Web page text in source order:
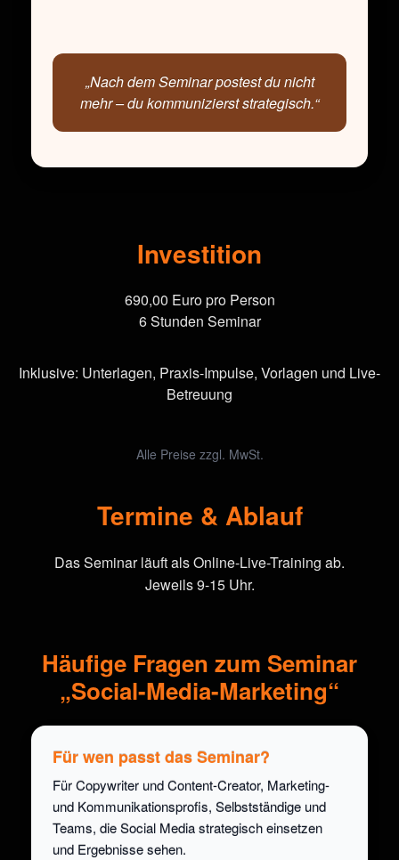
„Nach dem Seminar postest du nicht
mehr – du kommunizierst strategisch.“
Investition
690,00 Euro pro Person
6 Stunden Seminar
Inklusive: Unterlagen, Praxis-Impulse, Vorlagen und Live-
Betreuung
Alle Preise zzgl. MwSt.
Termine & Ablauf
Das Seminar läuft als Online-Live-Training ab.
Jeweils 9-15 Uhr.
Häufige Fragen zum Seminar
„Social-Media-Marketing“
Für wen passt das Seminar?
Für Copywriter und Content-Creator, Marketing-
und Kommunikationsprofis, Selbstständige und
Teams, die Social Media strategisch einsetzen
und Ergebnisse sehen.